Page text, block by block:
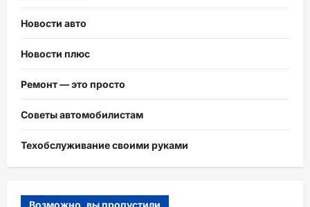
Новости авто
Новости плюс
Ремонт — это просто
Советы автомобилистам
Техобслуживание своими руками